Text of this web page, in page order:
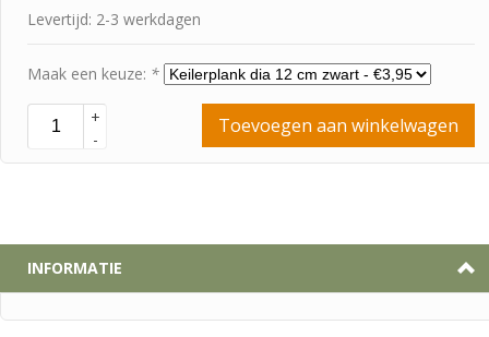
Levertijd: 2-3 werkdagen
Maak een keuze: *
+
-
Toevoegen aan winkelwagen
INFORMATIE